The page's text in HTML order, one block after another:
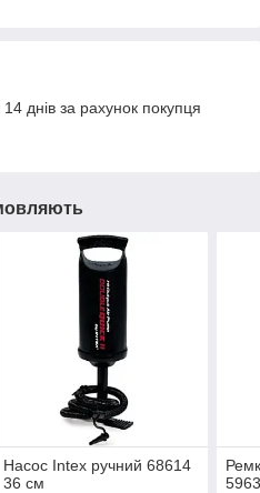
днів за рахунок покупця
Насос Intex ручний 68614
36 см